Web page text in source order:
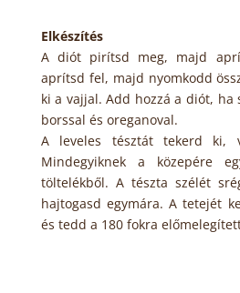
Elkészítés
A diót pirítsd meg, majd
aprítsd fel, majd nyomkodd
ki a vajjal. Add hozzá a diót, ha
borssal és oreganoval.
A leveles tésztát tekerd ki,
Mindegyiknek a közepére
töltelékből. A tészta szélét
hajtogasd egymára. A tetejét
és tedd a 180 fokra